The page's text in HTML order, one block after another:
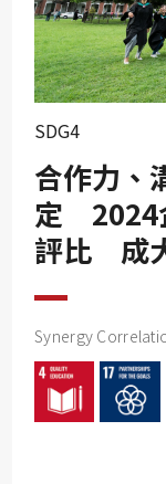
SDG4
合作力、
定 2024
評比 成
Synergy